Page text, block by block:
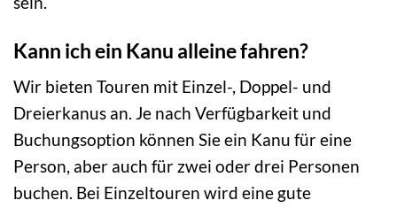
Kann ich ein Kanu alleine fahren?
Wir bieten Touren mit Einzel-, Doppel- und
Dreierkanus an. Je nach Verfügbarkeit und
Buchungsoption können Sie ein Kanu für eine
Person, aber auch für zwei oder drei Personen
buchen. Bei Einzeltouren wird eine gute